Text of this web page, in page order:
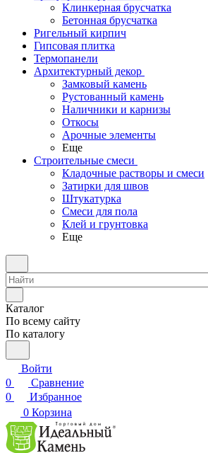
Клинкерная брусчатка
Бетонная брусчатка
Ригельный кирпич
Гипсовая плитка
Термопанели
Архитектурный декор
Замковый камень
Рустованный камень
Наличники и карнизы
Откосы
Арочные элементы
Еще
Строительные смеси
Кладочные растворы и смеси
Затирки для швов
Штукатурка
Смеси для пола
Клей и грунтовка
Еще
Каталог
По всему сайту
По каталогу
Войти
0
Сравнение
0
Избранное
0 Корзина